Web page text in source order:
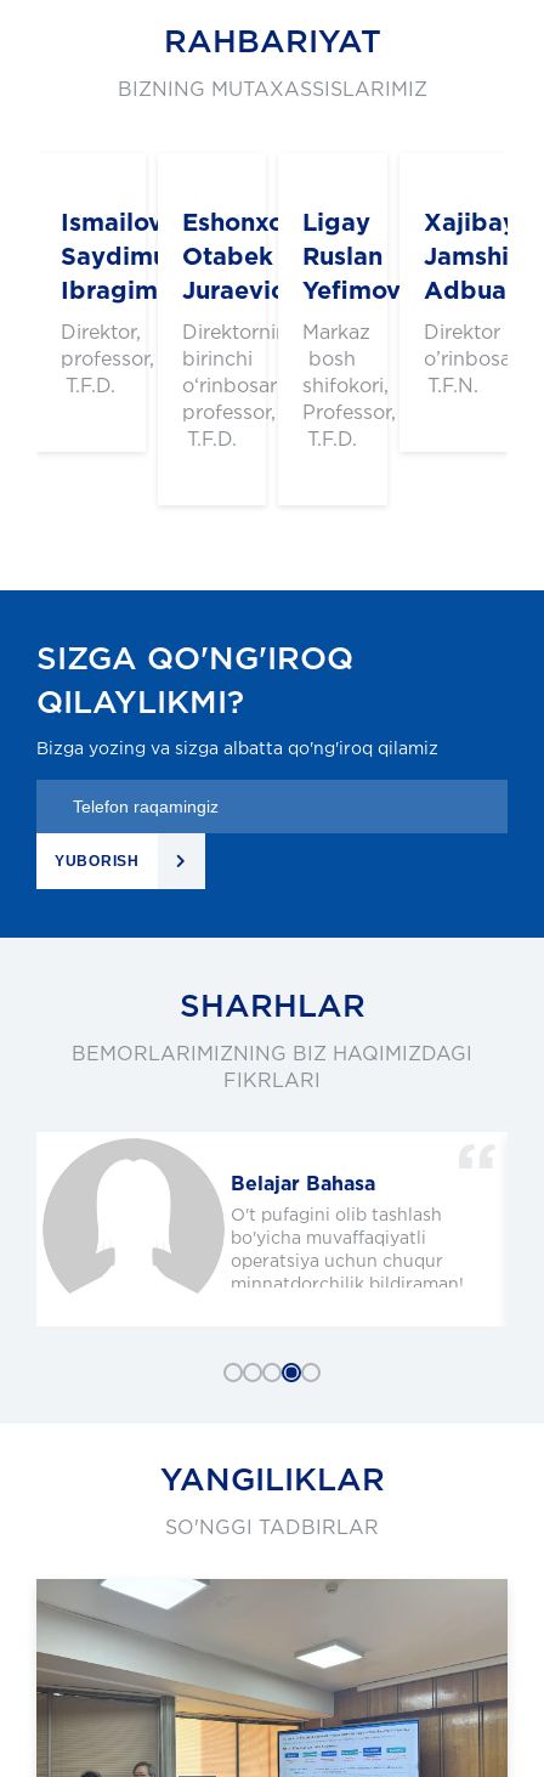
RAHBARIYAT
BIZNING MUTAXASSISLARIMIZ
Ismailov
Saydimurad
Ibragimovich
Direktor,
professor,
T.F.D.
Eshonxo'jaev
Otabek
Juraevich
Direktorning
birinchi
o‘rinbosari,
professor,
T.F.D.
Ligay
Ruslan
Yefimovich
Markaz
bosh
shifokori,
Professor,
T.F.D.
Xajibayev
Jamshid
Direktor
o’rinbosari
T.F.N.
SIZGA QO'NG'IROQ
QILAYLIKMI?
Bizga yozing va sizga albatta qo'ng'iroq qilamiz
YUBORISH
SHARHLAR
BEMORLARIMIZNING BIZ HAQIMIZDAGI
FIKRLARI
Belajar Bahasa
O't pufagini olib tashlash
bo'yicha muvaffaqiyatli
operatsiya uchun chuqur
minnatdorchilik bildiraman!
ta’zim! Sizning mahoratingiz,
bersin!
YANGILIKLAR
SO'NGGI TADBIRLAR